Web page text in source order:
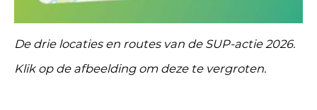
De drie locaties en routes van de SUP-actie 2026.
Klik op de afbeelding om deze te vergroten.